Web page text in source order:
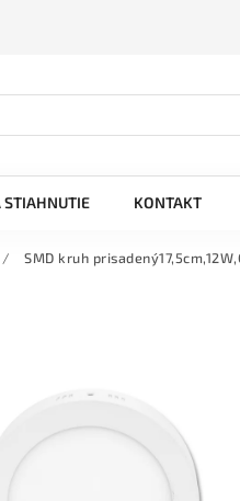
STIAHNUTIE KONTAKT
/ SMD kruh